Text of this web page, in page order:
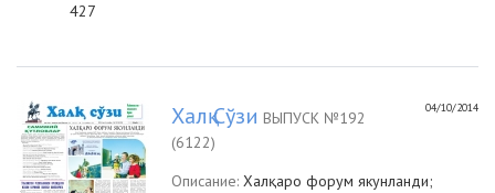
427
04/10/2014
Халқ Сўзи ВЫПУСК №192
(6122)
Описание: Халқаро форум якунланди;